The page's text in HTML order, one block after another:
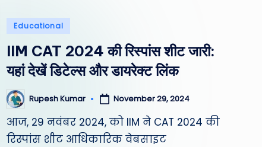
Posted
Educational
IIM CAT 2024 की रिस्पांस शीट जारी:
यहां देखें डिटेल्स और डायरेक्ट लिंक
Posted
by
Rupesh Kumar November 29, 2024
आज, 29 नवंबर 2024, को IIM ने CAT 2024 की
रिस्पांस शीट आधिकारिक वेबसाइट